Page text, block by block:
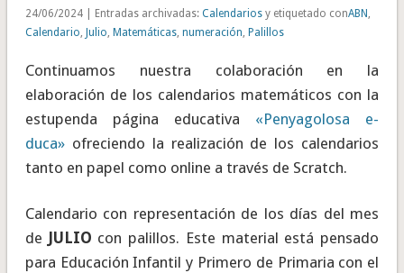
24/06/2024 | Entradas archivadas: Calendariosy etiquetado conABN ,
Calendario, Julio, Matemáticas, numeración, Palillos
Continuamos nuestra colaboración en la
elaboración de los calendarios matemáticos con la
estupenda página educativa «Penyagolosa e-
duca»ofreciendo la realización de los calendarios
tanto en papel como online a través de Scratch.
Calendario con representación de los días del mes
de
JULIO con palillos. Este material está pensado
para Educación Infantil y Primero de Primaria con el